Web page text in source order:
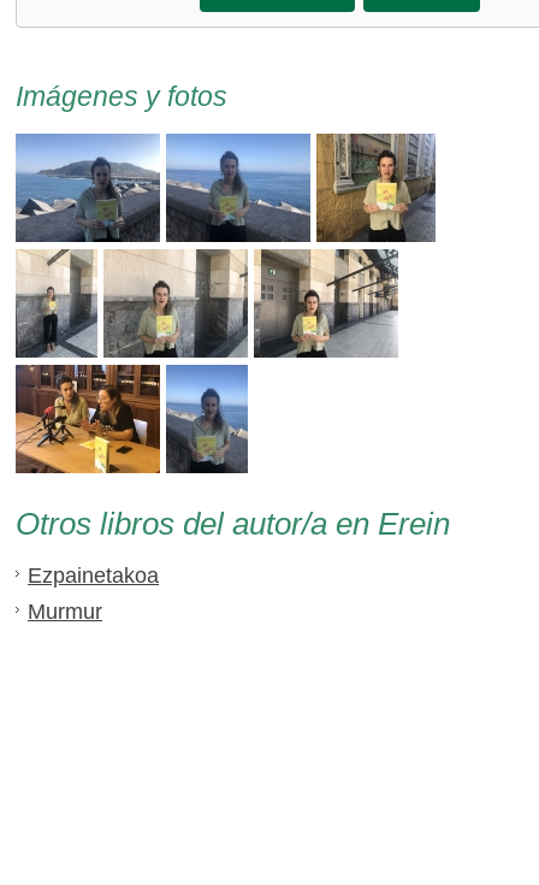
Imágenes y fotos
Otros libros del autor/a en Erein
Ezpainetakoa
Murmur